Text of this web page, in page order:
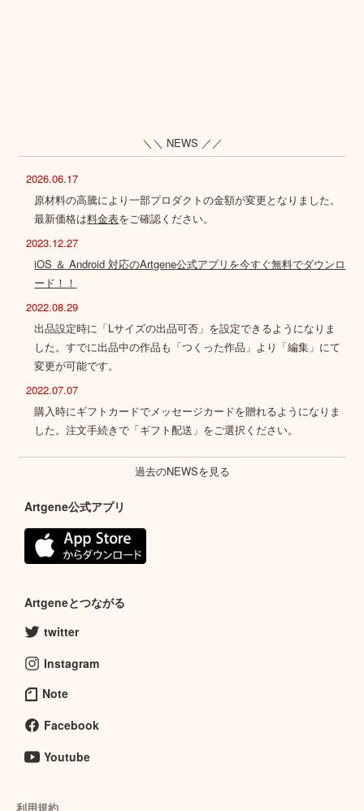
＼＼ NEWS ／／
2026.06.17
原材料の高騰により一部プロダクトの金額が変更となりました。
最新価格は料金表をご確認ください。
2023.12.27
iOS ＆ Android 対応のArtgene公式アプリを今すぐ無料でダウンロ
ード！！
2022.08.29
出品設定時に「Lサイズの出品可否」を設定できるようになりま
した。すでに出品中の作品も「つくった作品」より「編集」にて
変更が可能です。
2022.07.07
購入時にギフトカードでメッセージカードを贈れるようになりま
した。注文手続きで「ギフト配送」をご選択ください。
過去のNEWSを見る
Artgene公式アプリ
Artgeneとつながる
twitter
Instagram
Note
Facebook
Youtube
利用規約